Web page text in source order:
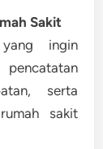
Sakit
ingin
serta
sakit